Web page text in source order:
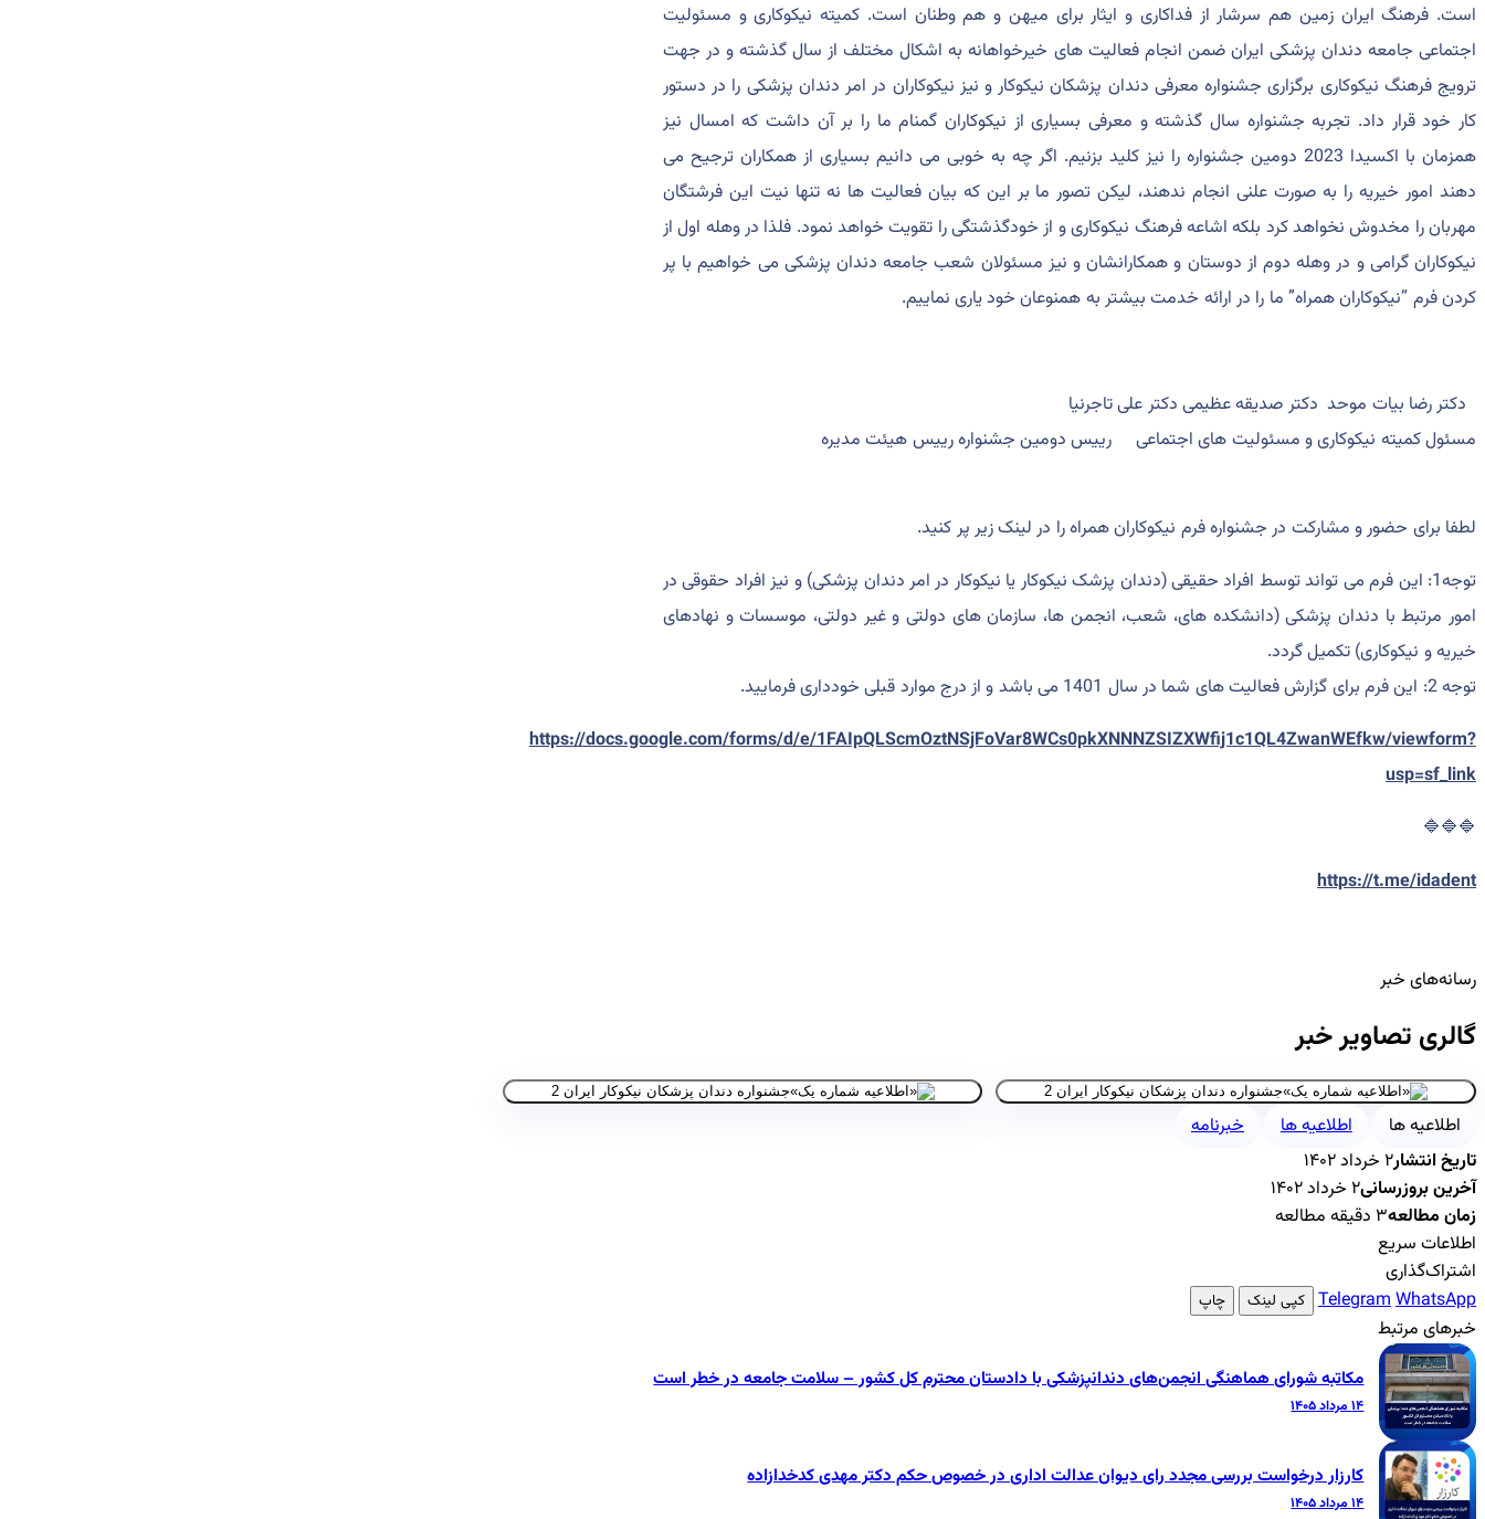
است. فرهنگ ایران زمین هم سرشار از فداکاری و ایثار برای میهن و هم وطنان است. کمیته نیکوکاری و مسئولیت
اجتماعی جامعه دندان پزشکی ایران ضمن انجام فعالیت های خیرخواهانه به اشکال مختلف از سال گذشته و در جهت
ترویج فرهنگ نیکوکاری برگزاری جشنواره معرفی دندان پزشکان نیکوکار و نیز نیکوکاران در امر دندان پزشکی را در دستور
کار خود قرار داد. تجربه جشنواره سال گذشته و معرفی بسیاری از نیکوکاران گمنام ما را بر آن داشت که امسال نیز
همزمان با اکسیدا 2023 دومین جشنواره را نیز کلید بزنیم. اگر چه به خوبی می دانیم بسیاری از همکاران ترجیح می
دهند امور خیریه را به صورت علنی انجام ندهند، لیکن تصور ما بر این که بیان فعالیت ها نه تنها نیت این فرشتگان
مهربان را مخدوش نخواهد کرد بلکه اشاعه فرهنگ نیکوکاری و از خودگذشتگی را تقویت خواهد نمود. فلذا در وهله اول از
نیکوکاران گرامی و در وهله دوم از دوستان و همکارانشان و نیز مسئولان شعب جامعه دندان پزشکی می خواهیم با پر
کردن فرم “نیکوکاران همراه” ما را در ارائه خدمت بیشتر به همنوعان خود یاری نماییم.
دکتر رضا بیات موحد دکتر صدیقه عظیمی دکتر علی تاجرنیا
مسئول کمیته نیکوکاری و مسئولیت های اجتماعی رییس دومین جشنواره رییس هیئت مدیره
لطفا برای حضور و مشارکت در جشنواره فرم نیکوکاران همراه را در لینک زیر پر کنید.
توجه1: این فرم می تواند توسط افراد حقیقی (دندان پزشک نیکوکار یا نیکوکار در امر دندان پزشکی) و نیز افراد حقوقی در
امور مرتبط با دندان پزشکی (دانشکده های، شعب، انجمن ها، سازمان های دولتی و غیر دولتی، موسسات و نهادهای
خیریه و نیکوکاری) تکمیل گردد.
توجه 2: این فرم برای گزارش فعالیت های شما در سال 1401 می باشد و از درج موارد قبلی خودداری فرمایید.
https://docs.google.com/forms/d/e/1FAIpQLScmOztNSjFoVar8WCs0pkXNNNZSIZXWfij1c1QL4ZwanWEfkw/viewform?
usp=sf_link
🔷🔷🔷
https://t.me/idadent
رسانه‌های خبر
گالری تصاویر خبر
اطلاعیه ها اطلاعیه ها
خبرنامه
تاریخ انتشار۲ خرداد ۱۴۰۲
آخرین بروزرسانی۲ خرداد ۱۴۰۲
زمان مطالعه۳ دقیقه مطالعه
اطلاعات سریع
اشتراک‌گذاری
TelegramWhatsApp کپی لینک چاپ
خبرهای مرتبط
مکاتبه شورای هماهنگی انجمن‌های دندانپزشکی با دادستان محترم کل کشور – سلامت جامعه در خطر است
۱۴ مرداد ۱۴۰۵
کارزار درخواست بررسی مجدد رای دیوان عدالت اداری در خصوص حکم دکتر مهدی کدخدازاده
۱۴ مرداد ۱۴۰۵